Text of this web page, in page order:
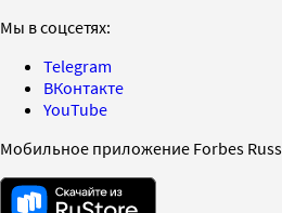
Мы в соцсетях:
Telegram
ВКонтакте
YouTube
Мобильное приложение Forbes